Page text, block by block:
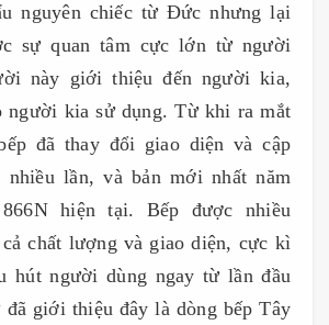
nguyên chiếc từ Đức nhưng lại
sự quan tâm cực lớn từ người
này giới thiệu đến người kia,
người kia sử dụng. Từ khi ra mắt
đã thay đổi giao diện và cập
nhiều lần, và bản mới nhất năm
hiện tại. Bếp được nhiều
chất lượng và giao diện, cực kì
hút người dùng ngay từ lần đầu
giới thiệu đây là dòng bếp Tây